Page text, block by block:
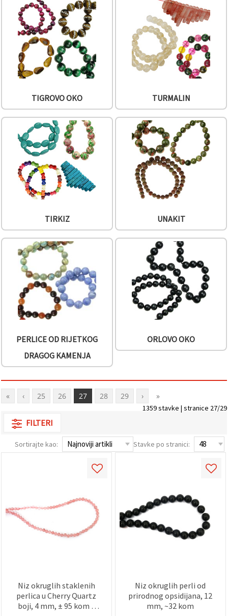
TIGROVO OKO TURMALIN
TIRKIZ UNAKIT
PERLICE OD RIJETKOG
DRAGOG KAMENJA
ORLOVO OKO
« ‹ 25 26 27 28 29 › »
1359 stavke | stranice 27/29
FILTERI
Sortirajte kao: Stavke po stranici:
Niz okruglih staklenih
perlica u Cherry Quartz
boji, 4 mm, ± 95 kom –
Niz okruglih perli od
prirodnog opsidijana, 12
mm, ~32 kom